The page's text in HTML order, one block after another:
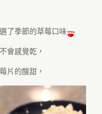
了季節的草莓口味
會感覺乾，
片的酸甜，